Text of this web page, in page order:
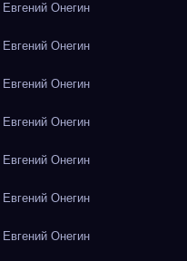
Онегин
Онегин
Онегин
Онегин
Онегин
Онегин
Онегин